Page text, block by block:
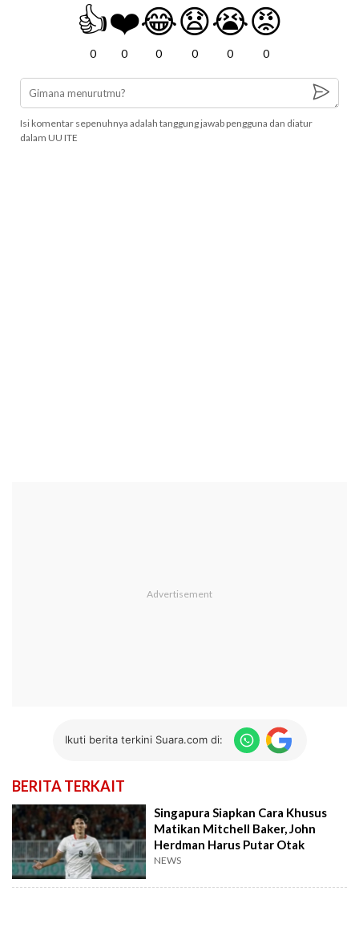
👍
0
❤️
0
😂
0
😧
0
😭
0
😡
0
Isi komentar sepenuhnya adalah tanggung jawab pengguna dan diatur
dalam UU ITE
Ikuti berita terkini Suara.com di:
BERITA TERKAIT
Singapura Siapkan Cara Khusus
Matikan Mitchell Baker, John
Herdman Harus Putar Otak
NEWS